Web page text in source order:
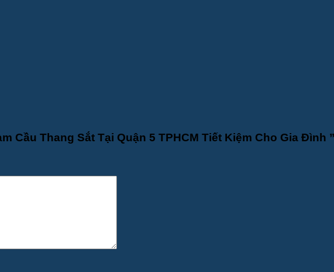
Cầu Thang Sắt Tại Quận 5 TPHCM Tiết Kiệm Cho Gia Đình